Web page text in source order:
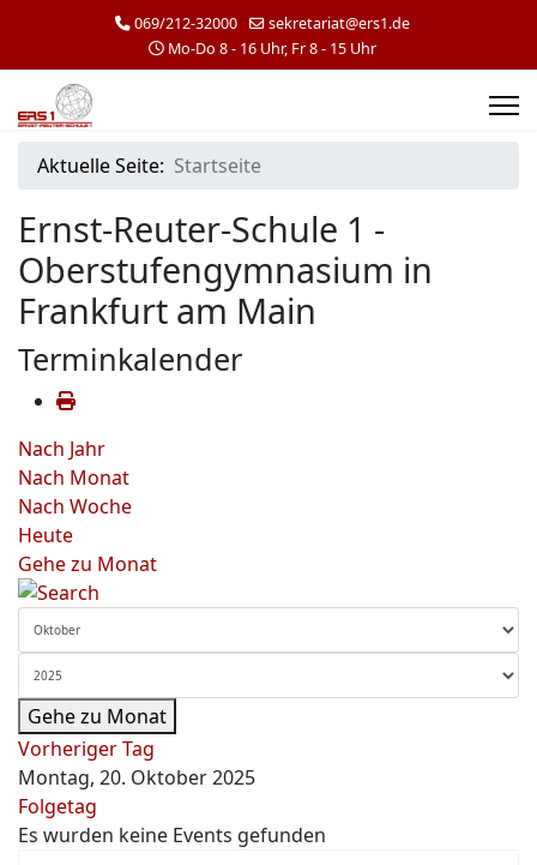
069/212-32000
sekretariat@ers1.de
Mo-Do 8 - 16 Uhr, Fr 8 - 15 Uhr
Aktuelle Seite: Startseite
Ernst-Reuter-Schule 1 -
Oberstufengymnasium in
Frankfurt am Main
Terminkalender
Nach Jahr
Nach Monat
Nach Woche
Heute
Gehe zu Monat
Gehe zu Monat
Vorheriger Tag
Montag, 20. Oktober 2025
Folgetag
Es wurden keine Events gefunden